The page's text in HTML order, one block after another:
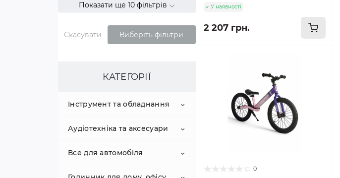
Показати ще 10 фільтрів
Скасувати Виберіть фільтри
КАТЕГОРІЇ
Інструмент та обладнання
Вантажопідйомне
Аудіотехніка та аксесуари
акустичні системи
Все для автомобіля
У наявності
2 207 грн.
0